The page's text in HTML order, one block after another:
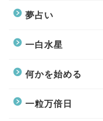
夢占い
一白水星
何かを始める
一粒万倍日